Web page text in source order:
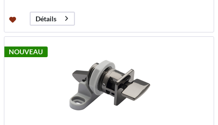
Détails
NOUVEAU